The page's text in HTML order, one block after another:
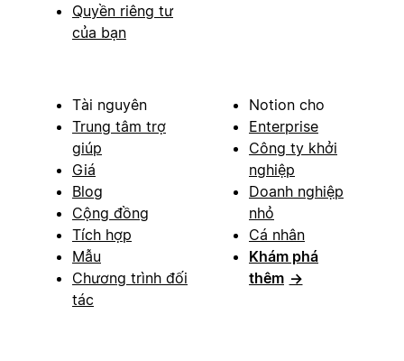
Quyền riêng tư
của bạn
Tài nguyên
Trung tâm trợ
giúp
Giá
Blog
Cộng đồng
Tích hợp
Mẫu
Chương trình đối
tác
Notion cho
Enterprise
Công ty khởi
nghiệp
Doanh nghiệp
nhỏ
Cá nhân
Khám phá
thêm →